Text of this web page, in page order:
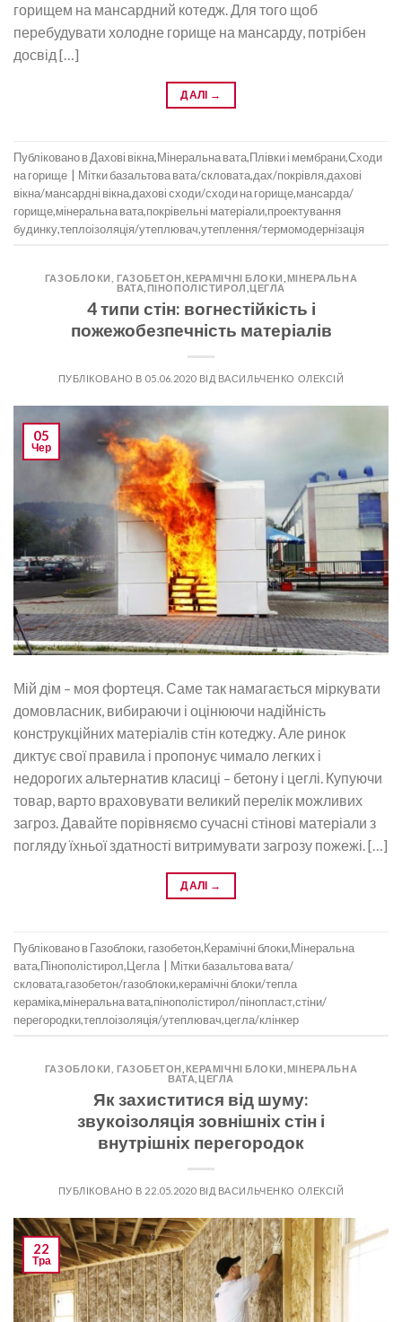
горищем на мансардний котедж. Для того щоб
перебудувати холодне горище на мансарду, потрібен
досвід […]
ДАЛІ →
Публіковано вДахові вікна,Мінеральна вата,Плівки і мембрани,Сходи
на горище
Міткибазальтова вата/скловата,дах/покрівля,дахові
вікна/мансардні вікна,дахові сходи/сходи на горище,мансарда/
горище,мінеральна вата,покрівельні матеріали,проектування
будинку,теплоізоляція/утеплювач,утеплення/термомодернізація
ГАЗОБЛОКИ, ГАЗОБЕТОН КЕРАМІЧНІ БЛОКИ МІНЕРАЛЬНА
ВАТА ПІНОПОЛІСТИРОЛ ,ЦЕГЛА
4 типи стін: вогнестійкість і
пожежобезпечність матеріалів
ПУБЛІКОВАНО В 05.06.2020 ВІД ВАСИЛЬЧЕНКО ОЛЕКСІЙ
05
Чер
Мій дім – моя фортеця. Саме так намагається міркувати
домовласник, вибираючи і оцінюючи надійність
конструкційних матеріалів стін котеджу. Але ринок
диктує свої правила і пропонує чимало легких і
недорогих альтернатив класиці – бетону і цеглі. Купуючи
товар, варто враховувати великий перелік можливих
загроз. Давайте порівняємо сучасні стінові матеріали з
погляду їхньої здатності витримувати загрозу пожежі. […]
ДАЛІ →
Публіковано вГазоблоки, газобетон,Керамічні блоки,Мінеральна
вата,Пінополістирол,Цегла Міткибазальтова вата/
скловата,газобетон/газоблоки,керамічні блоки/тепла
кераміка,мінеральна вата,пінополістирол/пінопласт,стіни/
перегородки,теплоізоляція/утеплювач,цегла/клінкер
ГАЗОБЛОКИ, ГАЗОБЕТОН КЕРАМІЧНІ БЛОКИ МІНЕРАЛЬНА
ВАТА ЦЕГЛА
Як захиститися від шуму:
звукоізоляція зовнішніх стін і
внутрішніх перегородок
ПУБЛІКОВАНО В 22.05.2020 ВІД ВАСИЛЬЧЕНКО ОЛЕКСІЙ
22
Тра